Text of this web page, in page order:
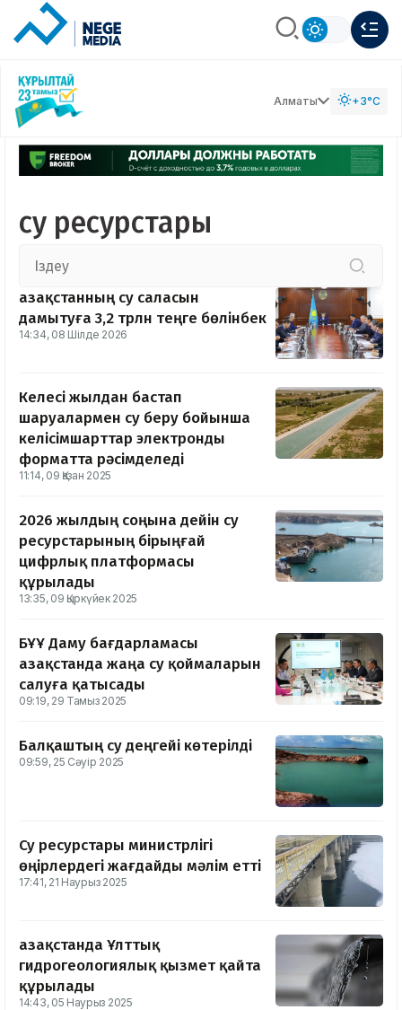
Алматы +3°C
су ресурстары
Қазақстанның су саласын
дамытуға 3,2 трлн теңге бөлінбек
14:34, 08 Шілде 2026
Келесі жылдан бастап
шаруалармен су беру бойынша
келісімшарттар электронды
форматта рәсімделеді
11:14, 09 Қазан 2025
2026 жылдың соңына дейін су
ресурстарының бірыңғай
цифрлық платформасы
құрылады
13:35, 09 Қыркүйек 2025
БҰҰ Даму бағдарламасы
Қазақстанда жаңа су қоймаларын
салуға қатысады
09:19, 29 Тамыз 2025
Балқаштың су деңгейі көтерілді
09:59, 25 Сәуір 2025
Су ресурстары министрлігі
өңірлердегі жағдайды мәлім етті
17:41, 21 Наурыз 2025
Қазақстанда Ұлттық
гидрогеологиялық қызмет қайта
құрылады
14:43, 05 Наурыз 2025